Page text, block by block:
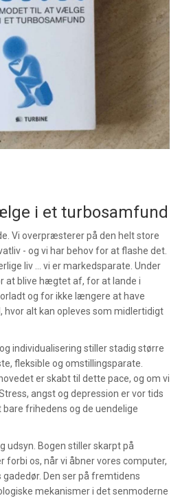
i et turbosamfund
Vi overpræsterer på den helt store
- og vi har behov for at flashe det.
liv ... vi er markedsparate. Under
at blive hægtet af, for at lande i
og for ikke længere at have
hvor alt kan opleves som midlertidigt
individualisering stiller stadig større
fleksible og omstillingsparate.
er skabt til dette pace, og om vi
angst og depression er vor tids
frihedens og de uendelige
udsyn. Bogen stiller skarpt på
os, når vi åbner vores computer,
Den ser på fremtidens
mekanismer i det senmoderne